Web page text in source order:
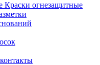
Краски огнезащитные